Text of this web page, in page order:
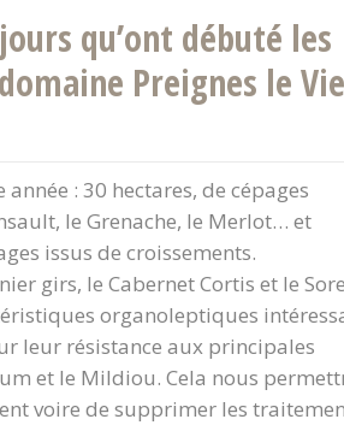
qu’ont débuté les
Preignes le
: 30 hectares, de cépages
le Grenache, le Merlot… et
issus de croissements.
girs, le Cabernet Cortis et le
organoleptiques
leur résistance aux principales
et le Mildiou. Cela nous
voire de supprimer les